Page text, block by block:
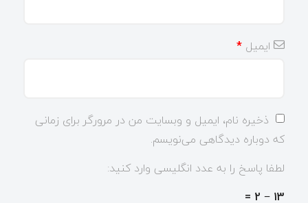
ایمیل *
ذخیره نام، ایمیل و وبسایت من در مرورگر برای زمانی
که دوباره دیدگاهی می‌نویسم.
لطفا پاسخ را به عدد انگلیسی وارد کنید:
13 − 2 =